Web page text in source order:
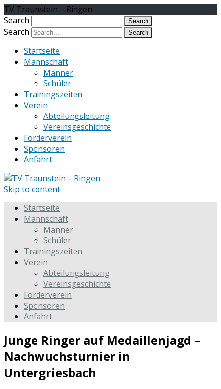
TV Traunstein – Ringen
Search
Search
Startseite
Mannschaft
Männer
Schüler
Trainingszeiten
Verein
Abteilungsleitung
Vereinsgeschichte
Förderverein
Sponsoren
Anfahrt
Skip to content
Startseite
Mannschaft
Männer
Schüler
Trainingszeiten
Verein
Abteilungsleitung
Vereinsgeschichte
Förderverein
Sponsoren
Anfahrt
Junge Ringer auf Medaillenjagd –
Nachwuchsturnier in
Untergriesbach